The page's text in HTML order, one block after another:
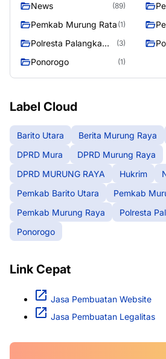
News (89)
Pemkab Murung Rata (1)
Polresta Palangka
(3)
Ponorogo (1)
Label Cloud
Barito Utara Berita Murung Raya
DPRD Mura
DPRD Murung Raya
DPRD MURUNG RAYA
Hukrim
Pemkab Barito Utara
Pemkab
Pemkab Murung Raya
Polresta
Ponorogo
Link Cepat
Jasa Pembuatan Website
Jasa Pembuatan Legalitas